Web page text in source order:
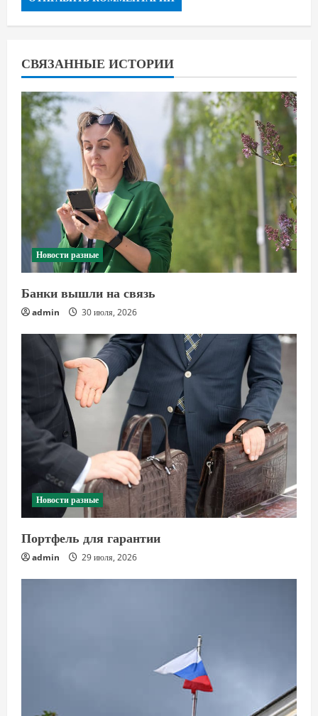
СВЯЗАННЫЕ ИСТОРИИ
Новости разные
Банки вышли на связь
admin 30 июля, 2026
Новости разные
Портфель для гарантии
admin 29 июля, 2026